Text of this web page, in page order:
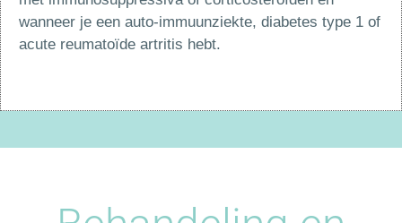
wanneer je een auto-immuunziekte, diabetes type 1 of
acute reumatoïde artritis hebt.